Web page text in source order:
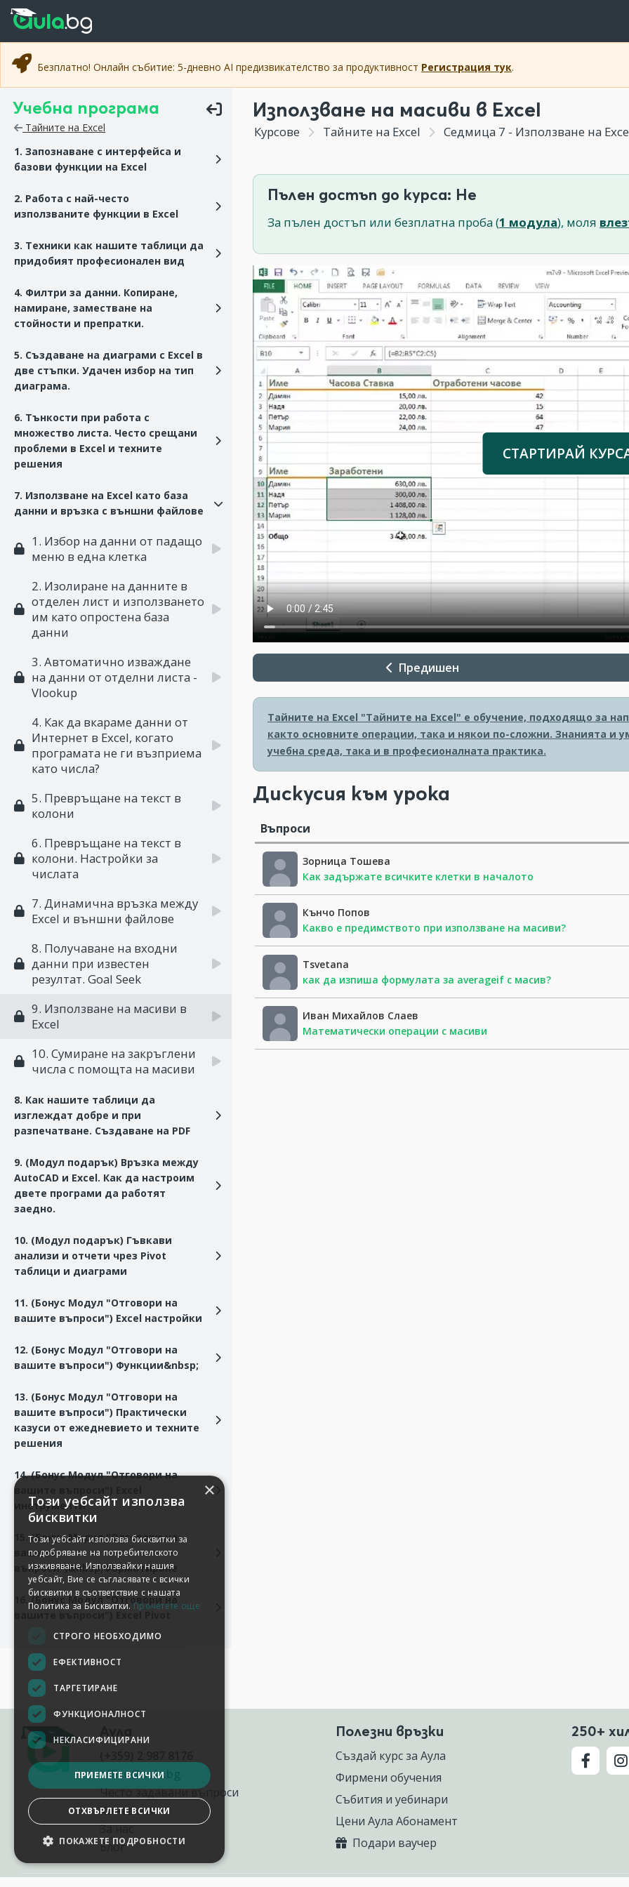
Прескочи към основното съдържание
Прескочи към навигацията
Безплатно! Онлайн събитие: 5-дневно AI предизвикателство за продуктивност Регистрация тук.
Учебна програма
Тайните на Excel
1. Запознаване с интерфейса и
базови функции на Excel
2. Работа с най-често
използваните функции в Excel
3. Техники как нашите таблици да
придобият професионален вид
4. Филтри за данни. Копиране,
намиране, заместване на
стойности и препратки.
5. Създаване на диаграми с Excel в
две стъпки. Удачен избор на тип
диаграма.
6. Тънкости при работа с
множество листа. Често срещани
проблеми в Excel и техните
решения
7. Използване на Excel като база
данни и връзка с външни файлове
1. Избор на данни от падащо
меню в една клетка
2. Изолиране на данните в
отделен лист и използването
им като опростена база
данни
3. Автоматично изваждане
на данни от отделни листа -
Vlookup
4. Как да вкараме данни от
Интернет в Excel, когато
програмата не ги възприема
като числа?
5. Превръщане на текст в
колони
6. Превръщане на текст в
колони. Настройки за
числата
7. Динамична връзка между
Excel и външни файлове
8. Получаване на входни
данни при известен
резултат. Goal Seek
9. Използване на масиви в
Excel
10. Сумиране на закръглени
числа с помощта на масиви
8. Как нашите таблици да
изглеждат добре и при
разпечатване. Създаване на PDF
9. (Модул подарък) Връзка между
AutoCAD и Excel. Как да настроим
двете програми да работят
заедно.
10. (Модул подарък) Гъвкави
анализи и отчети чрез Pivot
таблици и диаграми
11. (Бонус Модул "Отговори на
вашите въпроси") Excel настройки
12. (Бонус Модул "Отговори на
вашите въпроси") Функции&nbsp;
13. (Бонус Модул "Отговори на
вашите въпроси") Практически
казуси от ежедневието и техните
решения
14. (Бонус Модул "Отговори на
вашите въпроси") Excel
инструменти
15. (Бонус Модул "Отговори на
вашите
въпроси")&nbsp;Форматиране
16. (Бонус Модул "Отговори на
вашите въпроси") Excel Pivot
Използване на масиви в Excel
Курсове Тайните на Excel Седмица 7 - Използване на
Пълен достъп до курса: Не
За пълен достъп или безплатна проба (1 модула), моля
СТАРТИРАЙ
Предишен
Тайните на Excel "Тайните на Excel" е обучение, подходящо за
както основните операции, така и някои по-сложни. Знанията и
учебна среда, така и в професионалната практика.
Дискусия към урока
Въпроси
Зорница Тошева
Как задържате всичките клетки в началото
Кънчо Попов
Какво е предимството при използване на масиви?
Tsvetana
как да изпиша формулата за averageif с масив?
Иван Михайлов Слаев
Математически операции с масиви
office@aula.bg
Често задавани въпроси
Контакти
За нас
Блог
Полезни връзки
Създай курс за Аула
Фирмени обучения
Събития и уебинари
Цени Аула Абонамент
Подари ваучер
250+
×
Този уебсайт използва
бисквитки
Този уебсайт използва бисквитки за
подобряване на потребителското
изживяване. Използвайки нашия
уебсайт, Вие се съгласявате с всички
бисквитки в съответствие с нашата
Политика за Бисквитки. Прочетете още
СТРОГО НЕОБХОДИМО
ЕФЕКТИВНОСТ
ТАРГЕТИРАНЕ
ФУНКЦИОНАЛНОСТ
НЕКЛАСИФИЦИРАНИ
ПРИЕМЕТЕ ВСИЧКИ
ОТХВЪРЛЕТЕ ВСИЧКИ
ПОКАЖЕТЕ ПОДРОБНОСТИ